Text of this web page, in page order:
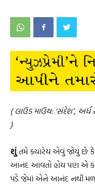
( લાઉડ માઉથ: ‘સંદેશ’, અર્ધ
)
શુંતમે ક્યારેય એવું જોયું છે કે
આનંદ આવતો હોય પણ એ
પડે જેમાં એને આનંદ નથી